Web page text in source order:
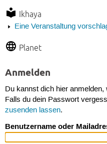
Ikhaya
Eine Veranstaltung
Planet
Anmelden
Du kannst dich hier anmelden,
Falls du dein Passwort
zusenden lassen.
Benutzername oder